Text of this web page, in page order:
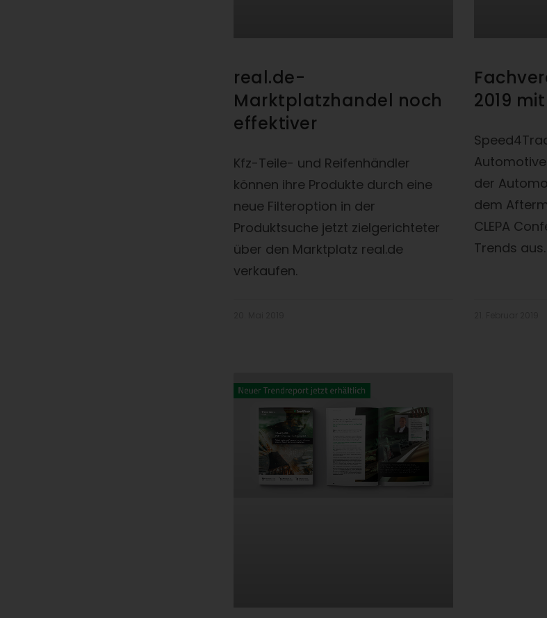
real.de-
Marktplatzhandel noch
effektiver
Kfz-Teile- und Reifenhändler
können ihre Produkte durch eine
neue Filteroption in der
Produktsuche jetzt zielgerichteter
über den Marktplatz real.de
verkaufen.
2019
der
dem
CLEPA
Trends aus.